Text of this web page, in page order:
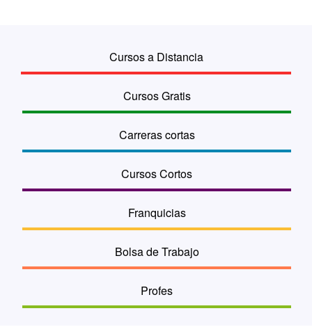
Cursos a Distancia
Cursos Gratis
Carreras cortas
Cursos Cortos
Franquicias
Bolsa de Trabajo
Profes